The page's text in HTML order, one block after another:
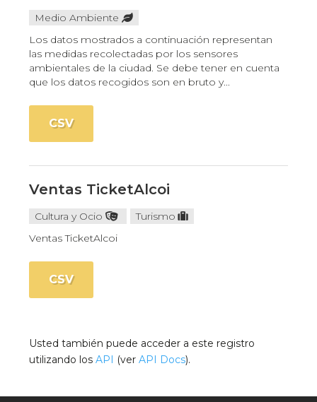
Medio Ambiente
Los datos mostrados a continuación representan
las medidas recolectadas por los sensores
ambientales de la ciudad. Se debe tener en cuenta
que los datos recogidos son en bruto y...
CSV
Ventas TicketAlcoi
Cultura y Ocio
Turismo
Ventas TicketAlcoi
CSV
Usted también puede acceder a este registro
utilizando losAPI (verAPI Docs).